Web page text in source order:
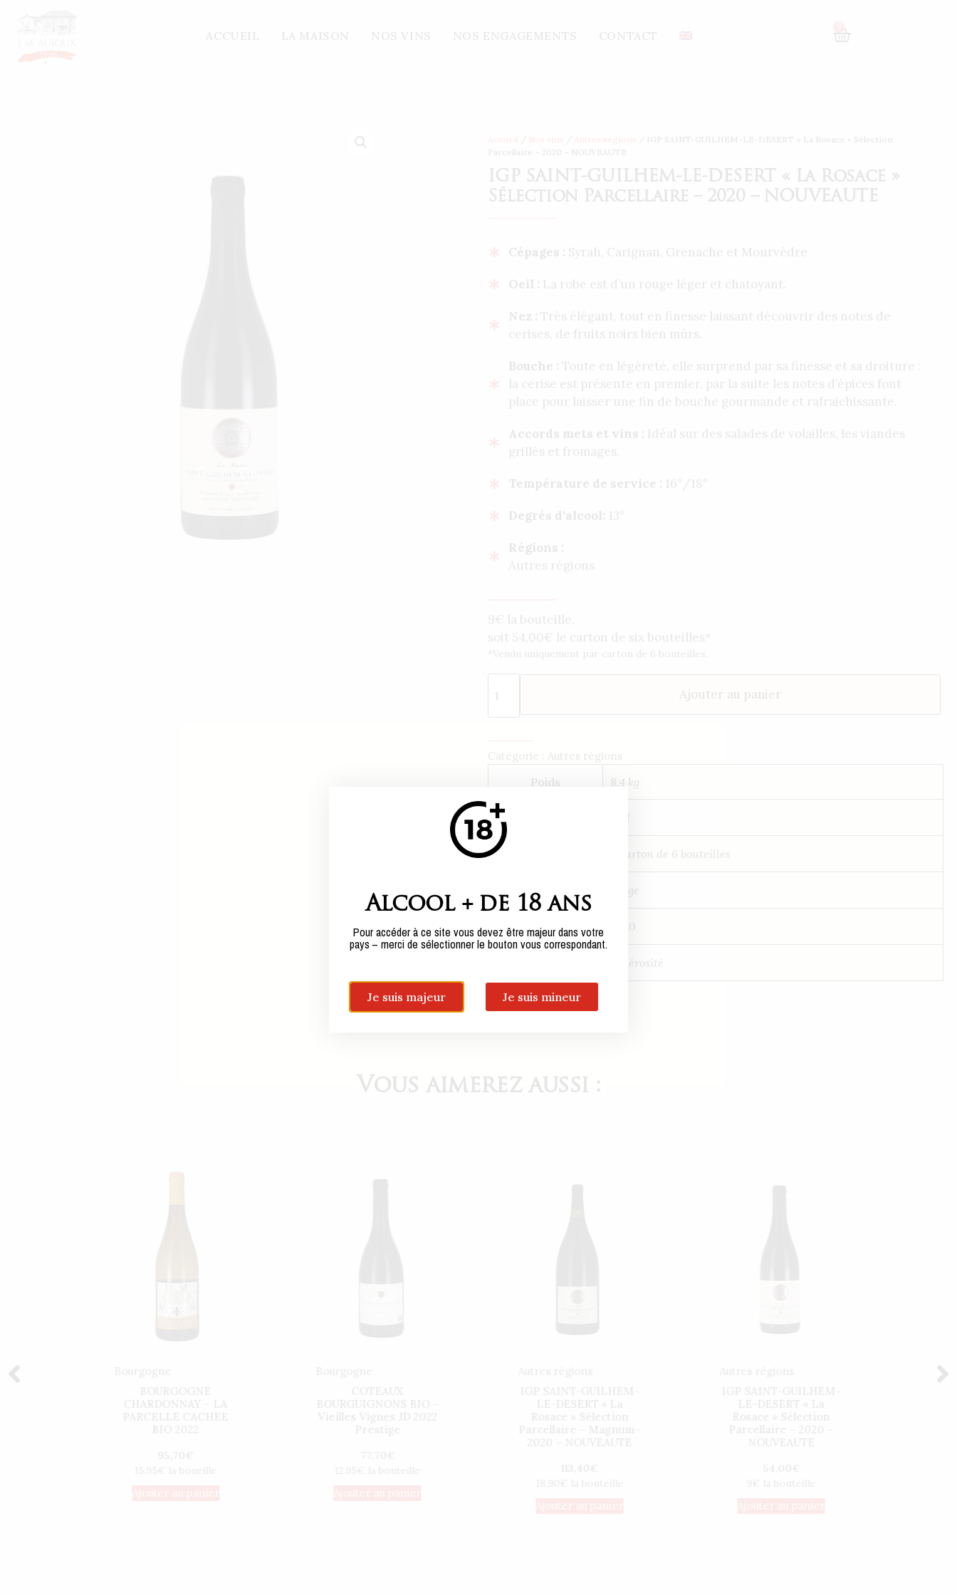
ACCUEIL LA MAISON NOS VINS NOS ENGAGEMENTS CONTACT
/ IGP SAINT-GUILHEM-LE-DESERT « La Rosace » Sélection
Parcellaire – 2020 – NOUVEAUTE
IGP SAINT-GUILHEM-LE-DESERT « La Rosace »
Sélection Parcellaire – 2020 – NOUVEAUTE
Cépages : Syrah, Carignan, Grenache et Mourvèdre
Oeil : La robe est d’un rouge léger et chatoyant.
Nez : Très élégant, tout en finesse laissant découvrir des notes de
cerises, de fruits noirs bien mûrs.
Bouche : Toute en légèreté, elle surprend par sa finesse et sa droiture :
la cerise est présente en premier, par la suite les notes d’épices font
place pour laisser une fin de bouche gourmande et rafraichissante.
Accords mets et vins : Idéal sur des salades de volailles, les viandes
grillés et fromages.
Température de service : 16°/18°
Degrés d'alcool: 13°
Régions :
Autres régions
9€ la bouteille,
soit 54,00€ le carton de six bouteilles*
*Vendu uniquement par carton de 6 bouteilles.
Ajouter au panier
Catégorie : Autres régions
Poids 8,4 kg
75cl
Conditionnement 1 Carton de 6 bouteilles
Couleur rouge
Millésime 2020
générosité
Vous aimerez aussi :
Bourgogne
BOURGOGNE
CHARDONNAY – LA
PARCELLE CACHEE
BIO 2022
95,70
€
15.95€ la boueille
Bourgogne
COTEAUX
BOURGUIGNONS BIO –
Vieilles Vignes JD 2022
Prestige
77,70
€
12.95€ la bouteille
Autres régions
IGP SAINT-GUILHEM-
LE-DESERT « La
Rosace » Sélection
Parcellaire – Magnum-
2020 – NOUVEAUTE
113,40
€
Autres régions
IGP SAINT-GUILHEM-
LE-DESERT « La
Rosace » Sélection
Parcellaire – 2020 –
NOUVEAUTE
54,00
€
Alcool + de 18 ans
Pour accéder à ce site vous devez être majeur dans votre
pays – merci de sélectionner le bouton vous correspondant.
Je suis majeur Je suis mineur